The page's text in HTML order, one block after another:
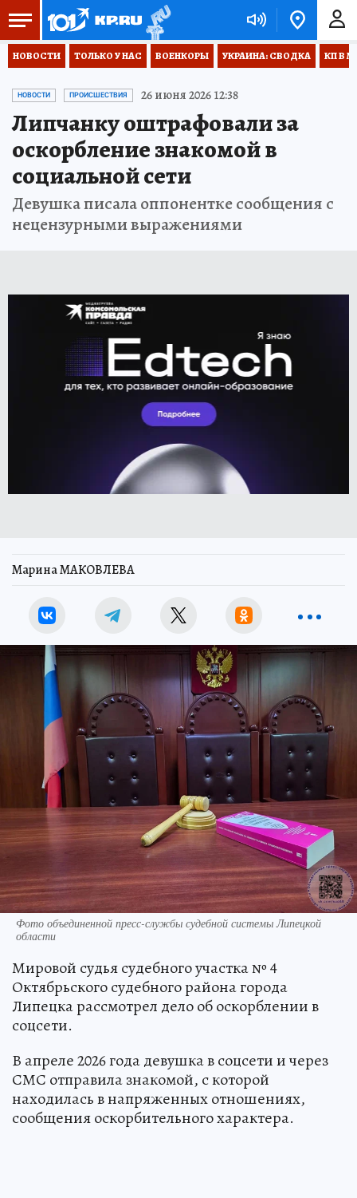
НОВОСТИ ТОЛЬКО У НАС ВОЕНКОРЫ УКРАИНА: СВОДКА КП В
НОВОСТИ ПРОИСШЕСТВИЯ 26 июня 2026 12:38
Липчанку оштрафовали за
оскорбление знакомой в
социальной сети
Девушка писала оппонентке сообщения с
нецензурными выражениями
Марина МАКОВЛЕВА
Фото объединенной пресс-службы судебной системы Липецкой
области
Мировой судья судебного участка № 4
Октябрьского судебного района города
Липецка рассмотрел дело об оскорблении в
соцсети.
В апреле 2026 года девушка в соцсети и через
СМС отправила знакомой, с которой
находилась в напряженных отношениях,
сообщения оскорбительного характера.